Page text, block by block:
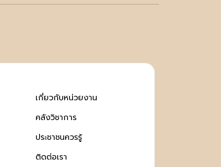
เกี่ยวกับหน่วยงาน
คลังวิชาการ
ประชาชนควรรู้
ติดต่อเรา